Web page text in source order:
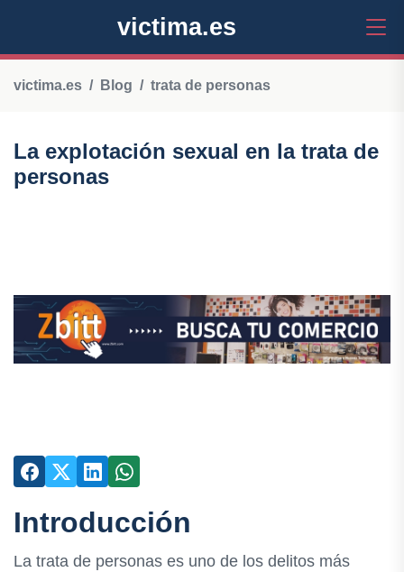
victima.es
victima.es Blog trata de personas
La explotación sexual en la trata de
personas
Introducción
La trata de personas es uno de los delitos más